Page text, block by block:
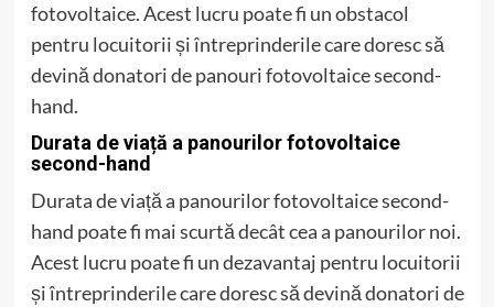
fotovoltaice. Acest lucru poate fi un obstacol
pentru locuitorii și întreprinderile care doresc să
devină donatori de panouri fotovoltaice second-
hand.
Durata de viață a panourilor fotovoltaice
second-hand
Durata de viață a panourilor fotovoltaice second-
hand poate fi mai scurtă decât cea a panourilor noi.
Acest lucru poate fi un dezavantaj pentru locuitorii
și întreprinderile care doresc să devină donatori de